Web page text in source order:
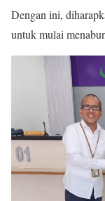
Dengan ini,
untuk mulai